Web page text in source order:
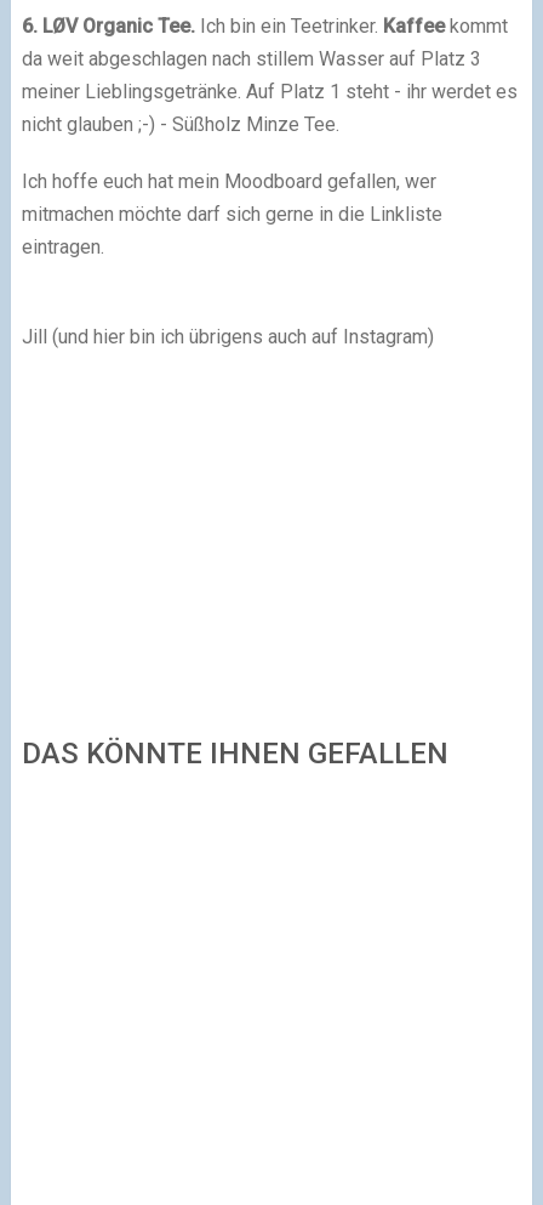
6. LØV Organic Tee. Ich bin ein Teetrinker. Kaffeekommt
da weit abgeschlagen nach stillem Wasser auf Platz 3
meiner Lieblingsgetränke. Auf Platz 1 steht - ihr werdet es
nicht glauben ;-) - Süßholz Minze Tee.
Ich hoffe euch hat mein Moodboard gefallen, wer
mitmachen möchte darf sich gerne in die Linkliste
eintragen.
Jill (und hier bin ich übrigens auch auf Instagram)
DAS KÖNNTE IHNEN GEFALLEN